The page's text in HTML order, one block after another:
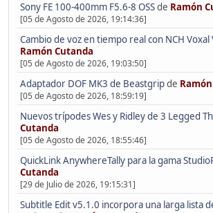
Sony FE 100-400mm F5.6-8 OSSde Ramón
[05 de Agosto de 2026, 19:14:36]
Cambio de voz en tiempo real con NCH Voxal
Ramón Cutanda
[05 de Agosto de 2026, 19:03:50]
Adaptador DOF MK3 de Beastgripde
[05 de Agosto de 2026, 18:59:19]
Nuevos trípodes Wes y Ridley de 3 Legged
Cutanda
[05 de Agosto de 2026, 18:55:46]
QuickLink AnywhereTally para la gama
Cutanda
[29 de Julio de 2026, 19:15:31]
Subtitle Edit v5.1.0 incorpora una larga lista